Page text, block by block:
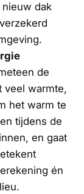
dak
de
veel warmte,
het warm te
tijdens de
en gaat
én